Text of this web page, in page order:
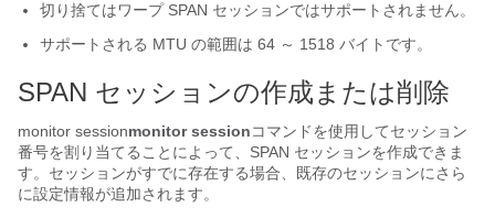
切り捨てはワープ SPAN セッションではサポートされません。
サポートされる MTU の範囲は 64 ～ 1518 バイトです。
SPAN セッションの作成または削除
monitor sessionmonitor sessionコマンドを使用してセッション
番号を割り当てることによって、SPAN セッションを作成できま
す。セッションがすでに存在する場合、既存のセッションにさら
に設定情報が追加されます。